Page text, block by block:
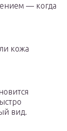
— когда
кожа
вид.